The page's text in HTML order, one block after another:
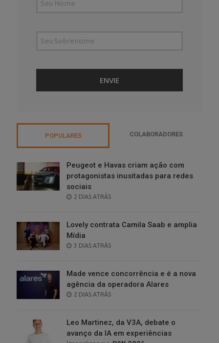
POPULARES COLABORADORES
Peugeot e Havas criam ação com
protagonistas inusitadas para redes
sociais
POSTED
2 DIAS ATRÁS
Lovely contrata Camila Saab e amplia
Mídia
POSTED
3 DIAS ATRÁS
Made vence concorrência e é a nova
agência da operadora Alares
POSTED
2 DIAS ATRÁS
Leo Martinez, da V3A, debate o
avanço da IA em experiências